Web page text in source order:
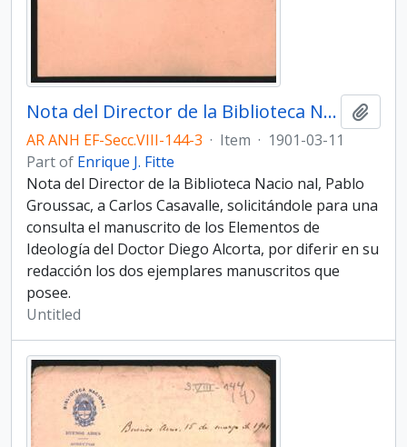
Nota del Director de la Biblioteca Nacio­nal, Pablo Groussac, a Carlos Casavalle
AR ANH EF-Secc.VIII-144-3 · Item · 1901-03-11
Part of Enrique J. Fitte
Nota del Director de la Biblioteca Nacio­ nal, Pablo
Groussac, a Carlos Casavalle, solicitándole para una
consulta el manuscrito de los Elementos de
Ideología del Doctor Diego Alcorta, por diferir en su
redacción los dos ejem­plares manuscritos que
posee.
Untitled